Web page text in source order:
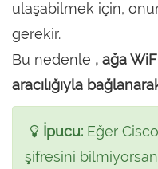
ulaşabilmek için,
gerekir.
Bu nedenle , ağa
aracılığıyla
İpucu: Eğer
şifresini